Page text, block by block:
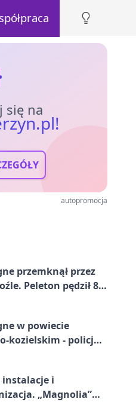
się na
autopromocja
przemknął przez
Peleton pędził 80
w powiecie
kozielskim - policja
instalacje i
„Magnolia”